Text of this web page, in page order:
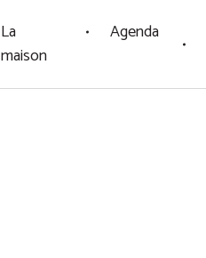
La
maison
Agenda